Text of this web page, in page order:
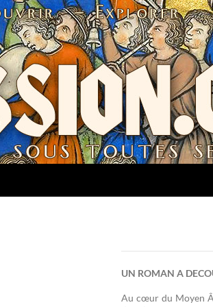
UN ROMAN A
Au cœur du Moyen